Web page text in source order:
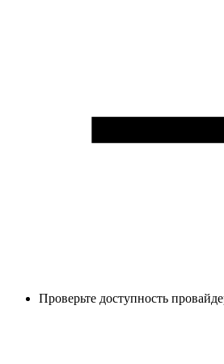
Проверьте доступность